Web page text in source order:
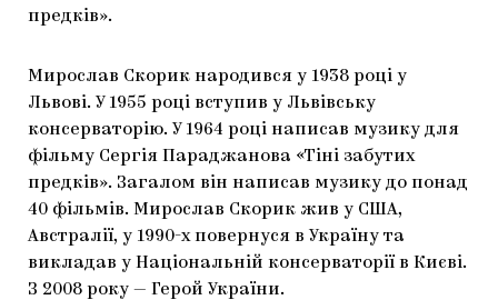
CARPATHIAN CULT ПРО РІЗДВЯНІ СВЯТА
предків».
Мирослав Скорик народився у 1938 році у
Львові. У 1955 році вступив у Львівську
консерваторію. У 1964 році написав музику для
фільму Сергія Параджанова «Тіні забутих
предків». Загалом він написав музику до понад
40 фільмів. Мирослав Скорик жив у США,
Австралії, у 1990-х повернуся в Україну та
викладав у Національній консерваторії в Києві.
З 2008 року — Герой України.